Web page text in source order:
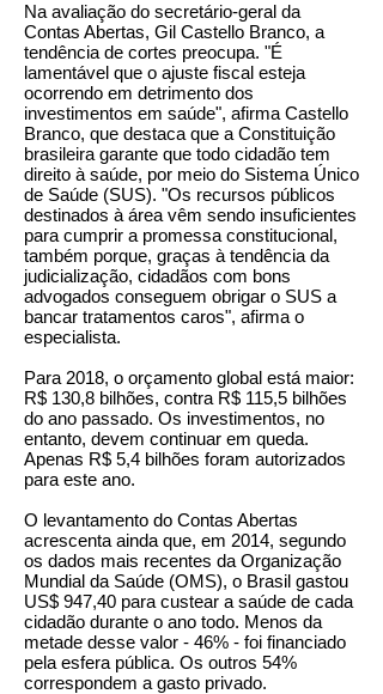
Na avaliação do secretário-geral da
Contas Abertas, Gil Castello Branco, a
tendência de cortes preocupa. "É
lamentável que o ajuste fiscal esteja
ocorrendo em detrimento dos
investimentos em saúde", afirma Castello
Branco, que destaca que a Constituição
brasileira garante que todo cidadão tem
direito à saúde, por meio do Sistema Único
de Saúde (SUS). "Os recursos públicos
destinados à área vêm sendo insuficientes
para cumprir a promessa constitucional,
também porque, graças à tendência da
judicialização, cidadãos com bons
advogados conseguem obrigar o SUS a
bancar tratamentos caros", afirma o
especialista.
Para 2018, o orçamento global está maior:
R$ 130,8 bilhões, contra R$ 115,5 bilhões
do ano passado. Os investimentos, no
entanto, devem continuar em queda.
Apenas R$ 5,4 bilhões foram autorizados
para este ano.
O levantamento do Contas Abertas
acrescenta ainda que, em 2014, segundo
os dados mais recentes da Organização
Mundial da Saúde (OMS), o Brasil gastou
US$ 947,40 para custear a saúde de cada
cidadão durante o ano todo. Menos da
metade desse valor - 46% - foi financiado
pela esfera pública. Os outros 54%
correspondem a gasto privado.